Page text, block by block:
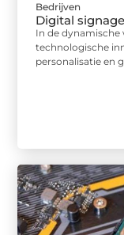
Bedrijven
Digital
In de dynamische
technologische
personalisatie en